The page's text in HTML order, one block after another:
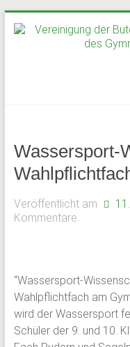
Inhalt
der
e.V.
–
des
Schloss
Wassersport-
Veröffentlicht am
Kommentare
“Wassersport-
Wahlpflichtfach am
wird der Wassersport
Schüler der 9. und 10.